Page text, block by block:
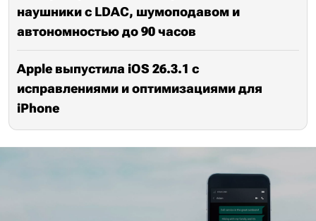
наушники с LDAC, шумоподавом и
автономностью до 90 часов
Apple выпустила iOS 26.3.1 с
исправлениями и оптимизациями для
iPhone